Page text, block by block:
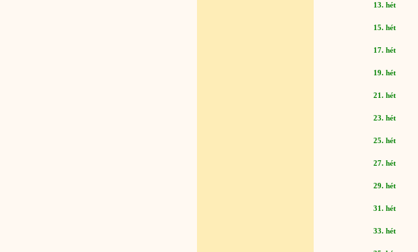
13. hét
15. hét
17. hét
19. hét
21. hét
23. hét
25. hét
27. hét
29. hét
31. hét
33. hét